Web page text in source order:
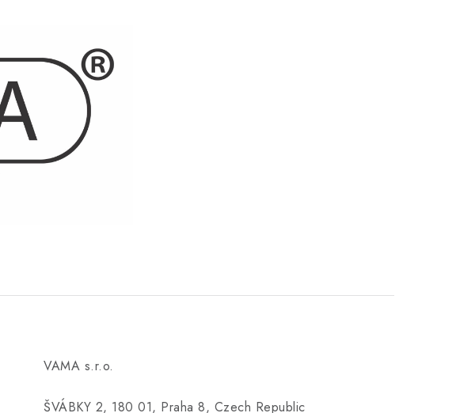
VAMA s.r.o.
ŠVÁBKY 2, 180 01, Praha 8, Czech Republic